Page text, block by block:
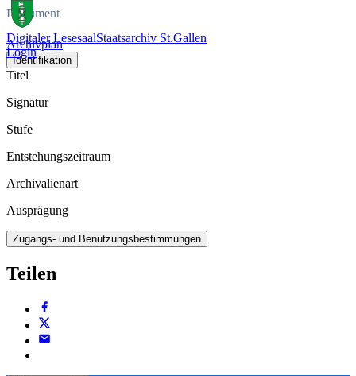
Digitaler LesesaalStaatsarchiv St.Gallen
Login
Dokument
Archivplan
Identifikation
Titel
Signatur
Stufe
Entstehungszeitraum
Archivalienart
Ausprägung
Zugangs- und Benutzungsbestimmungen
Teilen